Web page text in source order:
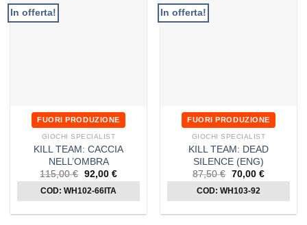
In offerta!
FUORI PRODUZIONE
GIOCHI SPECIALIST
KILL TEAM: CACCIA
NELL’OMBRA
115,00€ Il
prezzo
originale
era:
92,00 €Il
prezzo
attuale
è:
COD: WH102-66ITA
In offerta!
FUORI PRODUZIONE
GIOCHI SPECIALIST
KILL TEAM: DEAD
SILENCE (ENG)
87,50€ Il
prezzo
originale
era:
70,00 €Il
prezzo
è:
COD: WH103-92